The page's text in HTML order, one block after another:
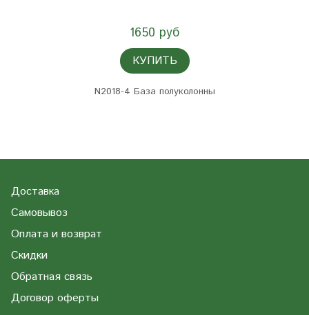
1650 руб
КУПИТЬ
N2018-4 База полуколонны
Доставка
Самовывоз
Оплата и возврат
Скидки
Обратная связь
Договор оферты